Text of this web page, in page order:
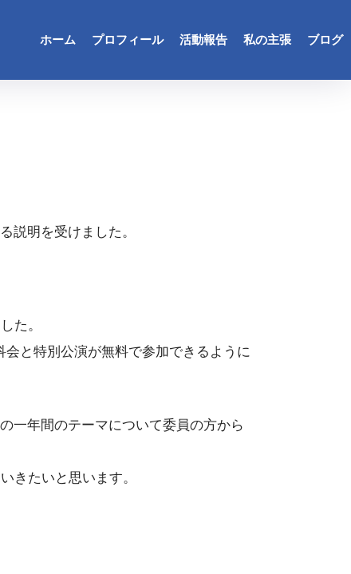
ホーム プロフィール 活動報告 私の主張 ブログ
説明を受けました。
た。
と特別公演が無料で参加できるように
一年間のテーマについて委員の方から
きたいと思います。